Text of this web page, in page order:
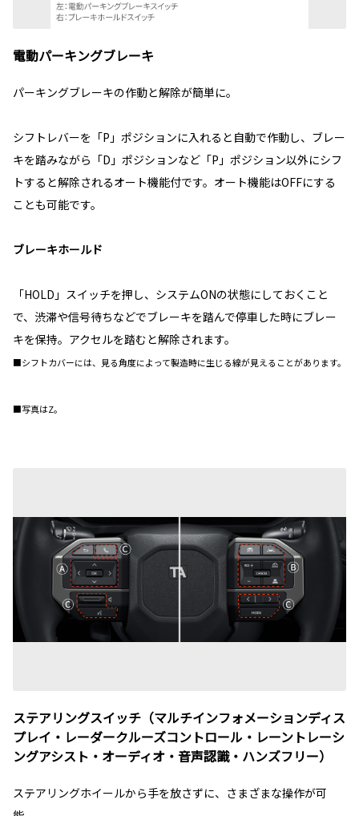
電動パーキングブレーキ
パーキングブレーキの作動と解除が簡単に。
シフトレバーを「P」ポジションに入れると自動で作動し、ブレー
キを踏みながら「D」ポジションなど「P」ポジション以外にシフ
トすると解除されるオート機能付です。オート機能はOFFにする
ことも可能です。
ブレーキホールド
「HOLD」スイッチを押し、システムONの状態にしておくこと
で、渋滞や信号待ちなどでブレーキを踏んで停車した時にブレー
キを保持。アクセルを踏むと解除されます。
■シフトカバーには、見る角度によって製造時に生じる線が見えることがあります。
■写真はZ。
ステアリングスイッチ（マルチインフォメーションディス
プレイ・レーダークルーズコントロール・レーントレーシ
ングアシスト・オーディオ・音声認識・ハンズフリー）
ステアリングホイールから手を放さずに、さまざまな操作が可